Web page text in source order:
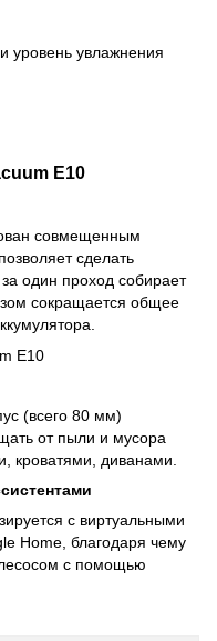
уровень увлажнения
E10
совмещенным
сделать
один проход собирает
сокращается общее
(всего 80 мм)
от пыли и мусора
кроватями, диванами.
с виртуальными
Home, благодаря чему
с помощью